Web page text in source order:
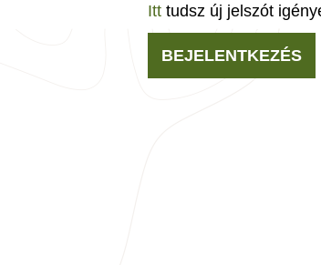
Itt tudsz új jelszót
BEJELENTKEZÉS